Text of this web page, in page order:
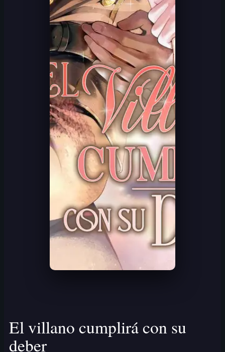
El villano cumplirá con su
deber